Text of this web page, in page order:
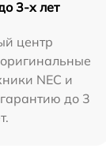
3-х лет
центр
NEC и
до 3